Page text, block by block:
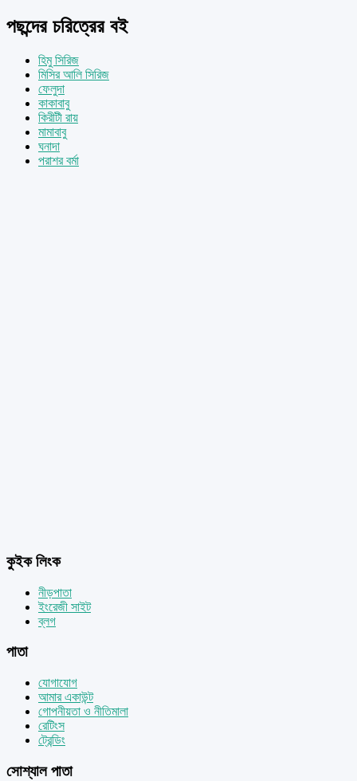
পছন্দের চরিত্রের বই
হিমু সিরিজ
মিসির আলি সিরিজ
ফেলুদা
কাকাবাবু
কিরীটী রায়
মামাবাবু
ঘনাদা
পরাশর বর্মা
কুইক লিংক
নীড়পাতা
ইংরেজী সাইট
ব্লগ
পাতা
যোগাযোগ
আমার একাউন্ট
গোপনীয়তা ও নীতিমালা
রেটিংস
ট্রেন্ডিং
সোশ্যাল পাতা